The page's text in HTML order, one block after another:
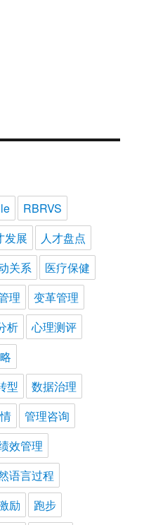
RBRVS
发展
人才盘点
关系
医疗保健
理
变革管理
析
心理测评
型
数据治理
管理咨询
效管理
语言过程
励 跑步